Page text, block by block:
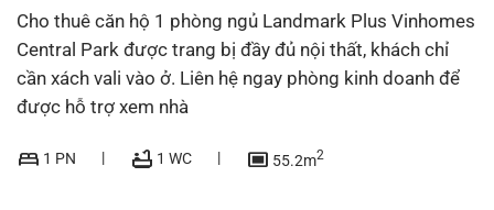
Cho thuê căn hộ 1 phòng ngủ Landmark Plus Vinhomes
Central Park được trang bị đầy đủ nội thất, khách chỉ
cần xách vali vào ở. Liên hệ ngay phòng kinh doanh để
được hỗ trợ xem nhà
bed 1 PN bathtub 1 WC capture 55.2m2